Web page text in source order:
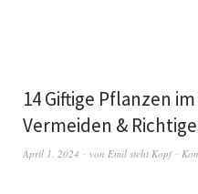
14 Giftige Pflanzen
Vermeiden &
April 1, 2024 von Emil steht Kopf